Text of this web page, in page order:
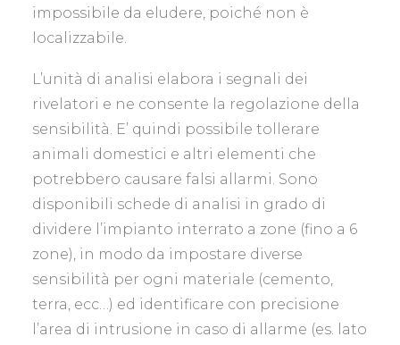
impossibile da eludere, poiché non è
localizzabile.
L’unità di analisi elabora i segnali dei
rivelatori e ne consente la regolazione della
sensibilità. E’ quindi possibile tollerare
animali domestici e altri elementi che
potrebbero causare falsi allarmi. Sono
disponibili schede di analisi in grado di
dividere l’impianto interrato a zone (fino a 6
zone), in modo da impostare diverse
sensibilità per ogni materiale (cemento,
terra, ecc…) ed identificare con precisione
l’area di intrusione in caso di allarme (es. lato